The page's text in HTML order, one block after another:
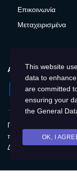
Επικοινωνία
Μεταχειρισμένα
ΑΚΟΛΟΥΘΉΣΤΕ ΜΑΣ
Πολιτική Απορρήτου
προσωπικών
Δικαιώματα του
This website
data to
are committed
ensuring your
the General
OK, I